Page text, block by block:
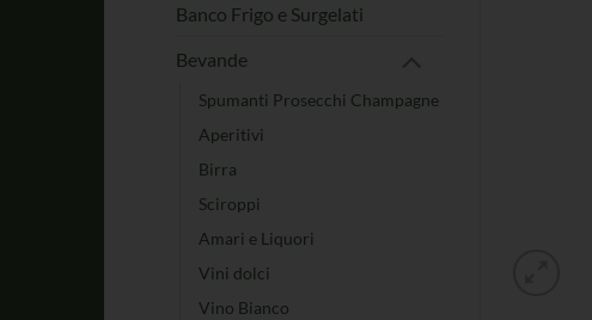
Banco Frigo e Surgelati
Bevande
Spumanti Prosecchi Champagne
Aperitivi
Birra
Sciroppi
Amari e Liquori
Vini dolci
Vino Bianco